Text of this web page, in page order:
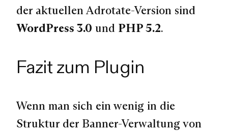
der aktuellen Adrotate-Version sind
WordPress 3.0 und PHP 5.2.
Fazit zum Plugin
Wenn man sich ein wenig in die
Struktur der Banner-Verwaltung von